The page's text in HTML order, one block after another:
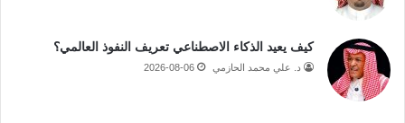
كيف يعيد الذكاء الاصطناعي تعريف النفوذ العالمي؟
د. علي محمد الحازمي 2026-08-06